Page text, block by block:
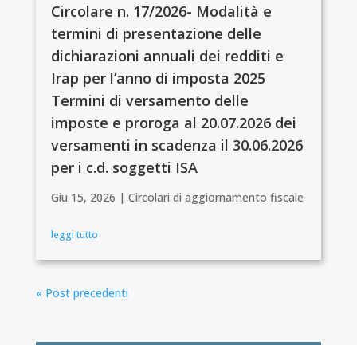
Circolare n. 17/2026- Modalità e
termini di presentazione delle
dichiarazioni annuali dei redditi e
Irap per l’anno di imposta 2025
Termini di versamento delle
imposte e proroga al 20.07.2026 dei
versamenti in scadenza il 30.06.2026
per i c.d. soggetti ISA
Giu 15, 2026 | Circolari di aggiornamento fiscale
leggi tutto
« Post precedenti